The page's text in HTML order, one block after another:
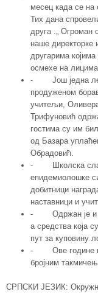
месец када се на
Тих дана
друга .„ Огроман
наше директорке
другарима
осмехе на
- Још једна
продуженом
учитељи,
Трифуновић
гостима су им
од Базара
Обрадовић.
- Школска
епидемиолошке
добитници
наставници и
- Одржан је и „
а средства која
пут за куповину
- Ове године
бројним
СРПСКИ ЈЕЗИК: